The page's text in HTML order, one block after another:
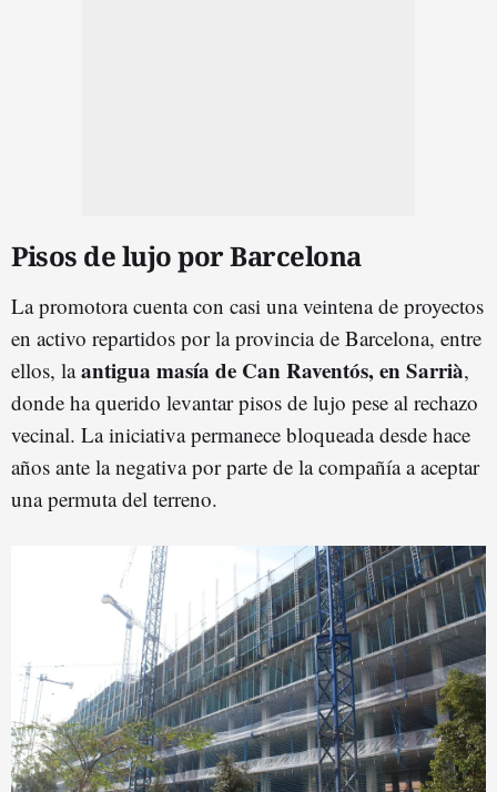
Pisos de lujo por Barcelona
La promotora cuenta con casi una veintena de proyectos
en activo repartidos por la provincia de Barcelona, entre
ellos, laantigua masía de Can Raventós, en Sarrià,
donde ha querido levantar pisos de lujo pese al rechazo
vecinal. La iniciativa permanece bloqueada desde hace
años ante la negativa por parte de la compañía a aceptar
una permuta del terreno.